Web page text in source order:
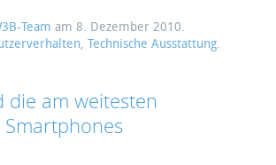
Team am 8. Dezember 2010.
, Technische Ausstattung.
die am weitesten